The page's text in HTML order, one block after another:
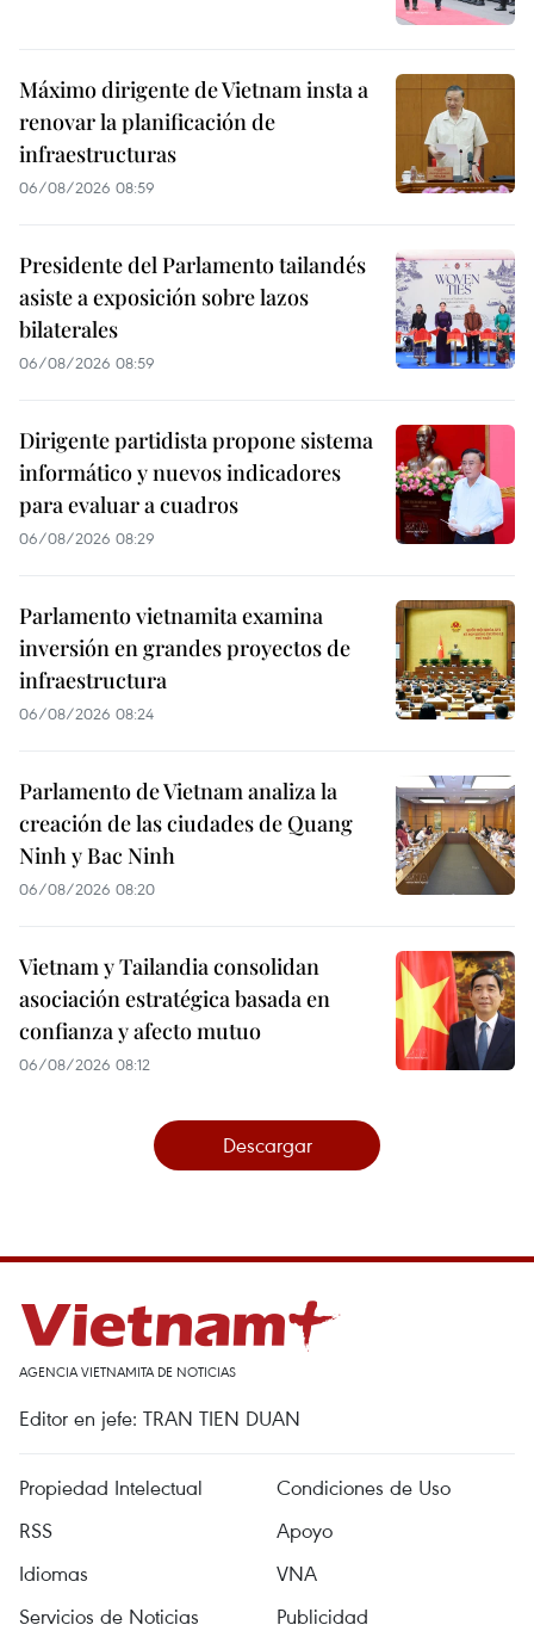
Máximo dirigente de Vietnam insta a
renovar la planificación de
infraestructuras
06/08/2026 08:59
Presidente del Parlamento tailandés
asiste a exposición sobre lazos
bilaterales
06/08/2026 08:59
Dirigente partidista propone sistema
informático y nuevos indicadores
para evaluar a cuadros
06/08/2026 08:29
Parlamento vietnamita examina
inversión en grandes proyectos de
infraestructura
06/08/2026 08:24
Parlamento de Vietnam analiza la
creación de las ciudades de Quang
Ninh y Bac Ninh
06/08/2026 08:20
Vietnam y Tailandia consolidan
asociación estratégica basada en
confianza y afecto mutuo
06/08/2026 08:12
Descargar
AGENCIA VIETNAMITA DE NOTICIAS
Editor en jefe: TRAN TIEN DUAN
Propiedad Intelectual
Condiciones de Uso
RSS
Apoyo
Idiomas
VNA
Servicios de Noticias
Publicidad